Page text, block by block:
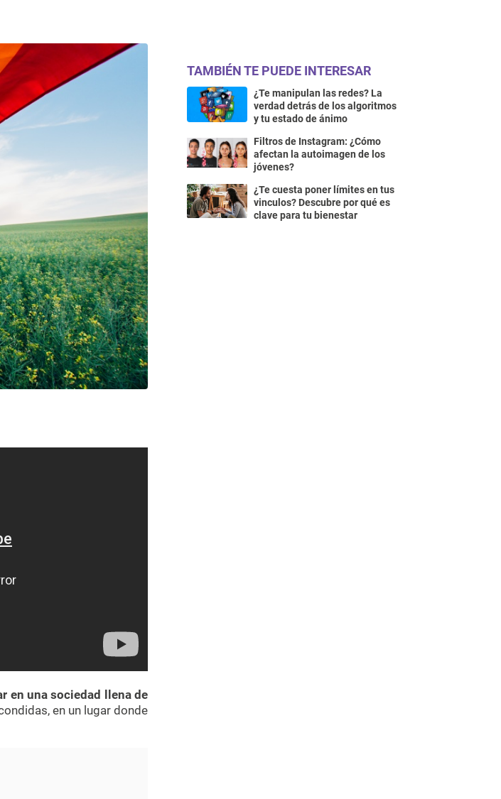
en una sociedad llena de
en un lugar donde
TAMBIÉN TE PUEDE INTERESAR
¿Te manipulan las redes? La
verdad detrás de los algoritmos
y tu estado de ánimo
Filtros de Instagram: ¿Cómo
afectan la autoimagen de los
jóvenes?
¿Te cuesta poner límites en tus
vinculos? Descubre por qué es
clave para tu bienestar